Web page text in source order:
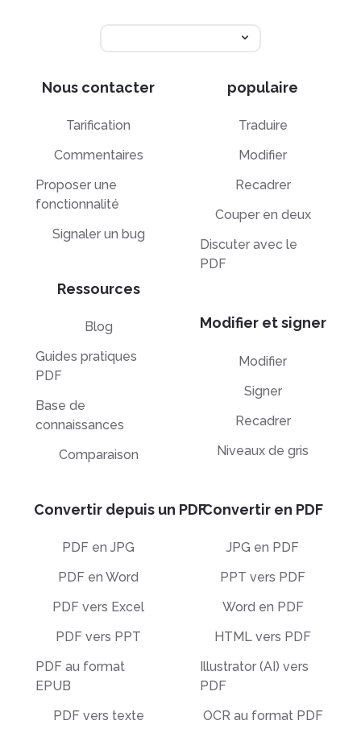
Nous contacter
Tarification
Commentaires
Proposer une
fonctionnalité
Signaler un bug
Ressources
Blog
Guides pratiques
PDF
Base de
connaissances
Comparaison
populaire
Traduire
Modifier
Recadrer
Couper en deux
Discuter avec le
PDF
Modifier et signer
Modifier
Signer
Recadrer
Niveaux de gris
Convertir depuis un PDF
PDF en JPG
PDF en Word
PDF vers Excel
PDF vers PPT
PDF au format
EPUB
PDF vers texte
Convertir en PDF
JPG en PDF
PPT vers PDF
Word en PDF
HTML vers PDF
Illustrator (AI) vers
PDF
OCR au format PDF